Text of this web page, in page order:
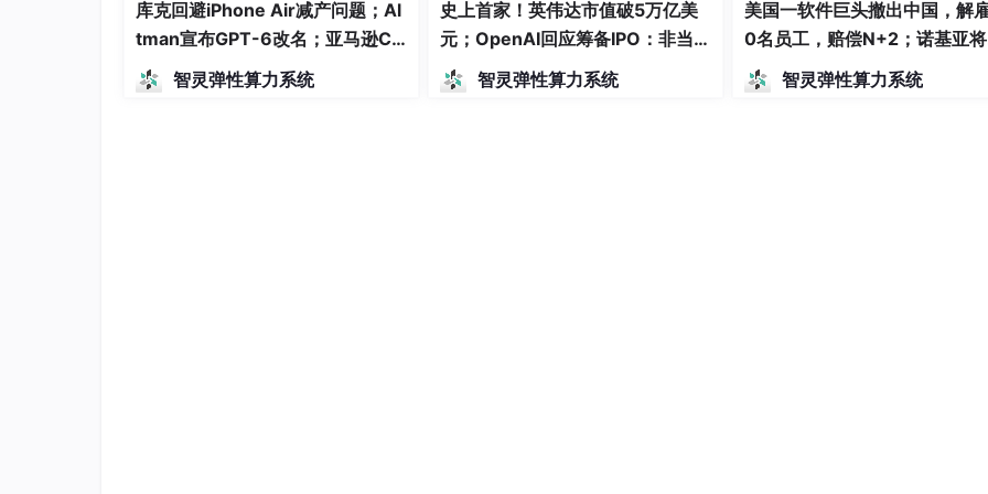
库克回避iPhone Air减产问题；Al
tman宣布GPT-6改名；亚马逊CE
O称大裁员与AI无关，出于文化考
量 | 极客头条
智灵弹性算力系统
史上首家！英伟达市值破5万亿美
元；OpenAI回应筹备IPO：非当前
重点；若马斯克离职，特斯拉已有
新CEO人选预备 | 极客头条
智灵弹性算力系统
美国一软件巨头撤出中国，解
0名员工，赔偿N+2；诺基亚将
市；小米马志宇警告存储涨价 |
客头条
智灵弹性算力系统